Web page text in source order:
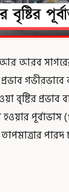
আরব সাগরের
গভীরভাবে
বৃষ্টির প্রভাব
পূর্বাভাস
পারদ